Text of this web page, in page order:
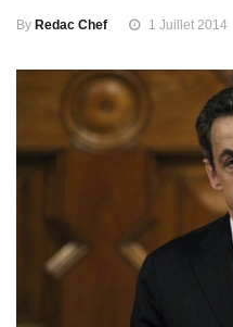
By Redac Chef 1 Juillet 2014